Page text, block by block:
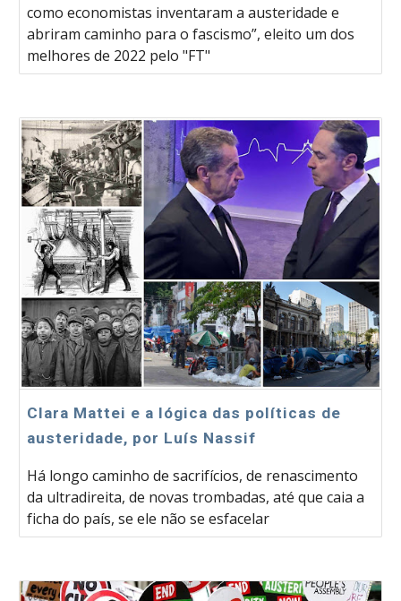
como economistas inventaram a austeridade e
abriram caminho para o fascismo”, eleito um dos
melhores de 2022 pelo "FT"
Clara Mattei e a lógica das políticas de
austeridade, por Luís Nassif
Há longo caminho de sacrifícios, de renascimento
da ultradireita, de novas trombadas, até que caia a
ficha do país, se ele não se esfacelar